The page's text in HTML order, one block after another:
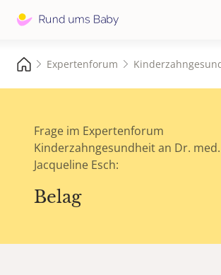
Expertenforum
Frage im Expertenforum
Kinderzahngesundheit an Dr.
Jacqueline Esch:
Belag